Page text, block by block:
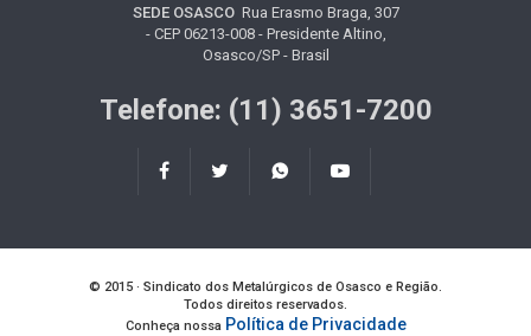
SEDE OSASCORua Erasmo Braga, 307
- CEP 06213-008 - Presidente Altino,
Osasco/SP - Brasil
Telefone: (11) 3651-7200
© 2015 · Sindicato dos Metalúrgicos de Osasco e Região.
Todos direitos reservados.
Conheça nossa Política de Privacidade